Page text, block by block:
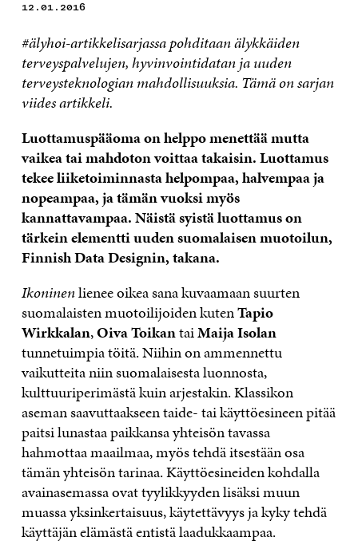
12.01.2016
#älyhoi-artikkelisarjassa pohditaan älykkäiden
terveyspalvelujen, hyvinvointidatan ja uuden
terveysteknologian mahdollisuuksia. Tämä on sarjan
viides artikkeli.
Luottamuspääoma on helppo menettää mutta
vaikea tai mahdoton voittaa takaisin. Luottamus
tekee liiketoiminnasta helpompaa, halvempaa ja
nopeampaa, ja tämän vuoksi myös
kannattavampaa. Näistä syistä luottamus on
tärkein elementti uuden suomalaisen muotoilun,
Finnish Data Designin, takana.
Ikoninenlienee oikea sana kuvaamaan suurten
suomalaisten muotoilijoiden kutenTapio
Wirkkalan,Oiva ToikantaiMaija Isolan
tunnetuimpia töitä. Niihin on ammennettu
vaikutteita niin suomalaisesta luonnosta,
kulttuuriperimästä kuin arjestakin. Klassikon
aseman saavuttaakseen taide- tai käyttöesineen pitää
paitsi lunastaa paikkansa yhteisön tavassa
hahmottaa maailmaa, myös tehdä itsestään osa
tämän yhteisön tarinaa. Käyttöesineiden kohdalla
avainasemassa ovat tyylikkyyden lisäksi muun
muassa yksinkertaisuus, käytettävyys ja kyky tehdä
käyttäjän elämästä entistä laadukkaampaa.